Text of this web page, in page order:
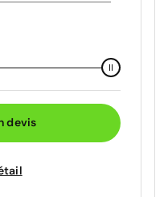
devis